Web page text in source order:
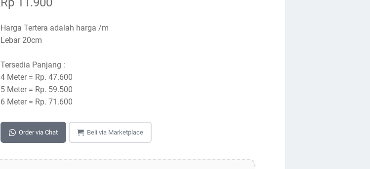
Harga Tertera adalah harga /m
Lebar 20cm
Tersedia Panjang :
4 Meter = Rp. 47.600
5 Meter = Rp. 59.500
6 Meter = Rp. 71.600
Order via Chat Beli via Marketplace